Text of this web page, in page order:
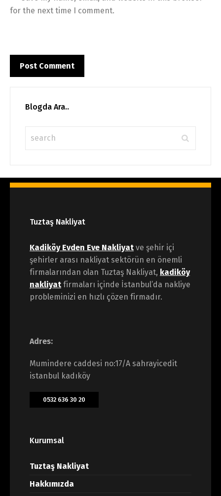
for the next time I comment.
Blogda Ara..
Tuztaş Nakliyat
Kadiköy Evden Eve Nakliyat ve şehir içi
şehirler arası nakliyat sektörün en önemli
firmalarından olan Tuztaş Nakliyat, kadiköy
nakliyat firmaları içinde İstanbul’da nakliye
probleminizi en hızlı çözen firmadır.
Adres:
Mumindere caddesi no:17/A sahrayicedit
istanbul kadıköy
0532 636 30 20
Kurumsal
Tuztaş Nakliyat
Hakkımızda